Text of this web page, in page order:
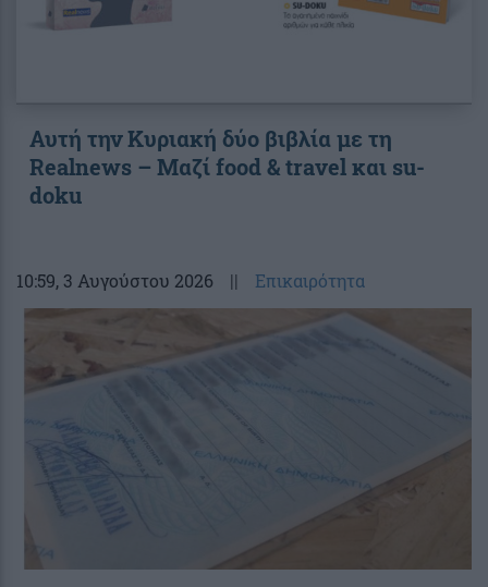
Αυτή την Κυριακή δύο βιβλία με τη
Realnews – Μαζί food & travel και su-
doku
10:59, 3 Αυγούστου 2026 || Επικαιρότητα